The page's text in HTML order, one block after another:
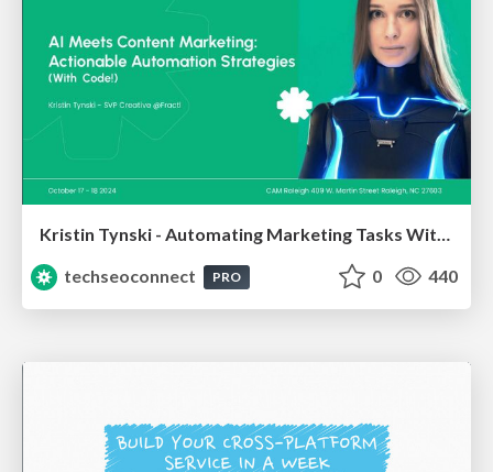
Kristin Tynski - Automating Marketing Tasks With AI
techseoconnect
PRO 0 440